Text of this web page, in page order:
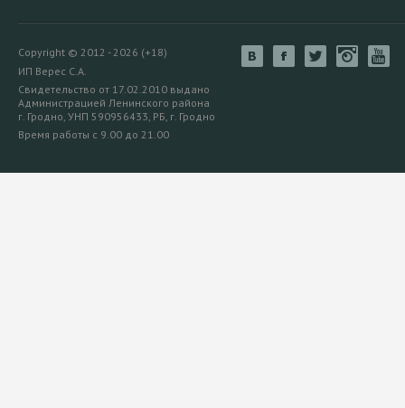
Copyright © 2012 - 2026 (+18)
ИП Верес С.А.
Свидетельство от 17.02.2010 выдано
Администрацией Ленинского района
г. Гродно, УНП 590956433, РБ, г. Гродно
Время работы с 9.00 до 21.00